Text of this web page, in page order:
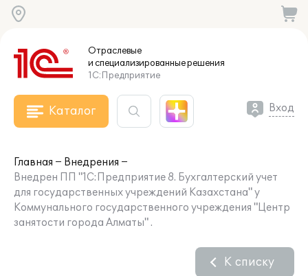
Отраслевые
и специализированныерешения
1С:Предприятие
Каталог Вход
Главная
Внедрения
Внедрен ПП "1С:Предприятие 8. Бухгалтерский учет
для государственных учреждений Казахстана" у
Коммунального государственного учреждения "Центр
занятости города Алматы" .
К списку